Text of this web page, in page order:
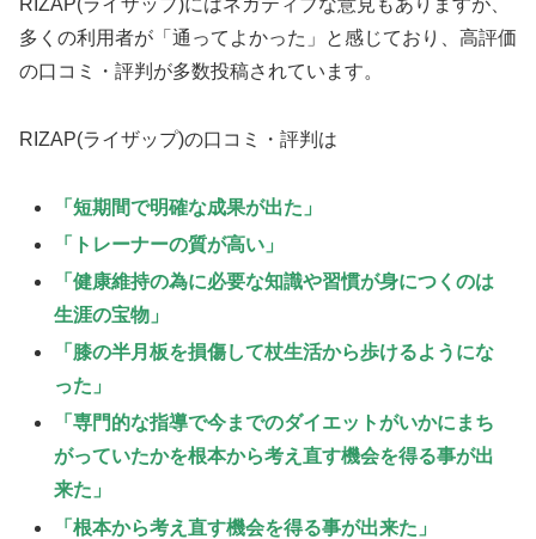
RIZAP(ライザップ)にはネガティブな意見もありますが、
多くの利用者が「通ってよかった」と感じており、高評価
の口コミ・評判が多数投稿されています。
RIZAP(ライザップ)の口コミ・評判は
「短期間で明確な成果が出た」
「トレーナーの質が高い」
「健康維持の為に必要な知識や習慣が身につくのは
生涯の宝物」
「膝の半月板を損傷して杖生活から歩けるようにな
った」
「専門的な指導で今までのダイエットがいかにまち
がっていたかを根本から考え直す機会を得る事が出
来た」
「根本から考え直す機会を得る事が出来た」